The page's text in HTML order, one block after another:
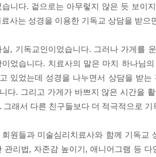
니다. 겉으로는 아무렇지 않은 듯 보이
사는 성경을 이용한 기독교 상담을 받으
실, 기독교인이었습니다. 그러나 가게를
이었습니다. 치료사의 말은 마치 하나님
있었는데 성경을 나누면서 상담을 받
다. 그리고 가게가 바쁘지 않은 시간을
그래서 다른 친구들보다 더 적극적으로
원들과 미술심리치료사와 함께 기독교
관리법, 자존감 높이기, 애니어그램 등